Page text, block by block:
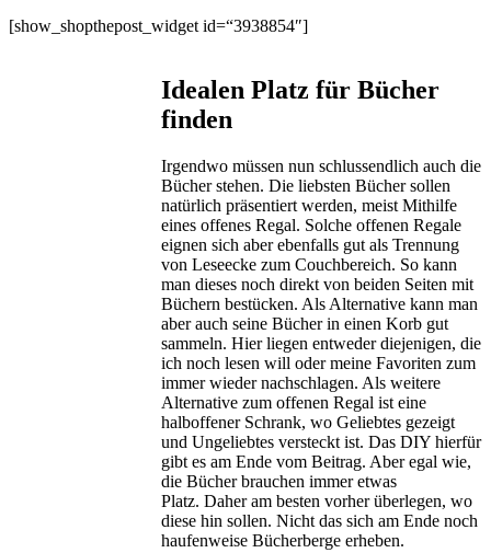
[show_shopthepost_widget id=“3938854″]
Idealen Platz für Bücher
finden
Irgendwo müssen nun schlussendlich auch die
Bücher stehen. Die liebsten Bücher sollen
natürlich präsentiert werden, meist Mithilfe
eines offenes Regal. Solche offenen Regale
eignen sich aber ebenfalls gut als Trennung
von Leseecke zum Couchbereich. So kann
man dieses noch direkt von beiden Seiten mit
Büchern bestücken. Als Alternative kann man
aber auch seine Bücher in einen Korb gut
sammeln. Hier liegen entweder diejenigen, die
ich noch lesen will oder meine Favoriten zum
immer wieder nachschlagen. Als weitere
Alternative zum offenen Regal ist eine
halboffener Schrank, wo Geliebtes gezeigt
und Ungeliebtes versteckt ist. Das DIY hierfür
gibt es am Ende vom Beitrag. Aber egal wie,
die Bücher brauchen immer etwas
Platz. Daher am besten vorher überlegen, wo
diese hin sollen. Nicht das sich am Ende noch
haufenweise Bücherberge erheben.